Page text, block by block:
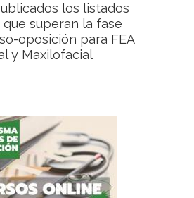
los listados
superan la fase
oposición para FEA
y Maxilofacial